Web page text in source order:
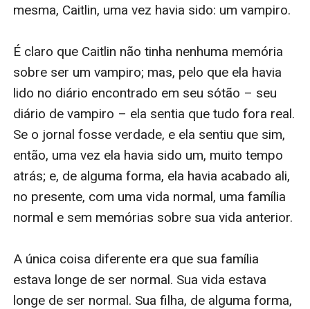
isolada no Hudson, e ela está convencida de que
Mas então ela fica arrasada ao saber o maior segredo
de Sage: ele não é humano e tem apenas algumas
semanas de vida. Tragicamente, justo no momento
em que o destino lhe trouxera seu grande amor,
parece que ele também o levará embora.
Quando Scarlet retorna às festas do ensino médio que
levam para o grande baile, ela acaba em um enorme
desentendimento com suas amigas, que a expulsam
de seu g***o. Ao mesmo tempo, Vivian se junta às
em direção a um confronto inevitável. Scarlet é
f*****a a fugir, piorando as coisas com seus pais, e
logo se vê pressionada por todos os lados. A única luz